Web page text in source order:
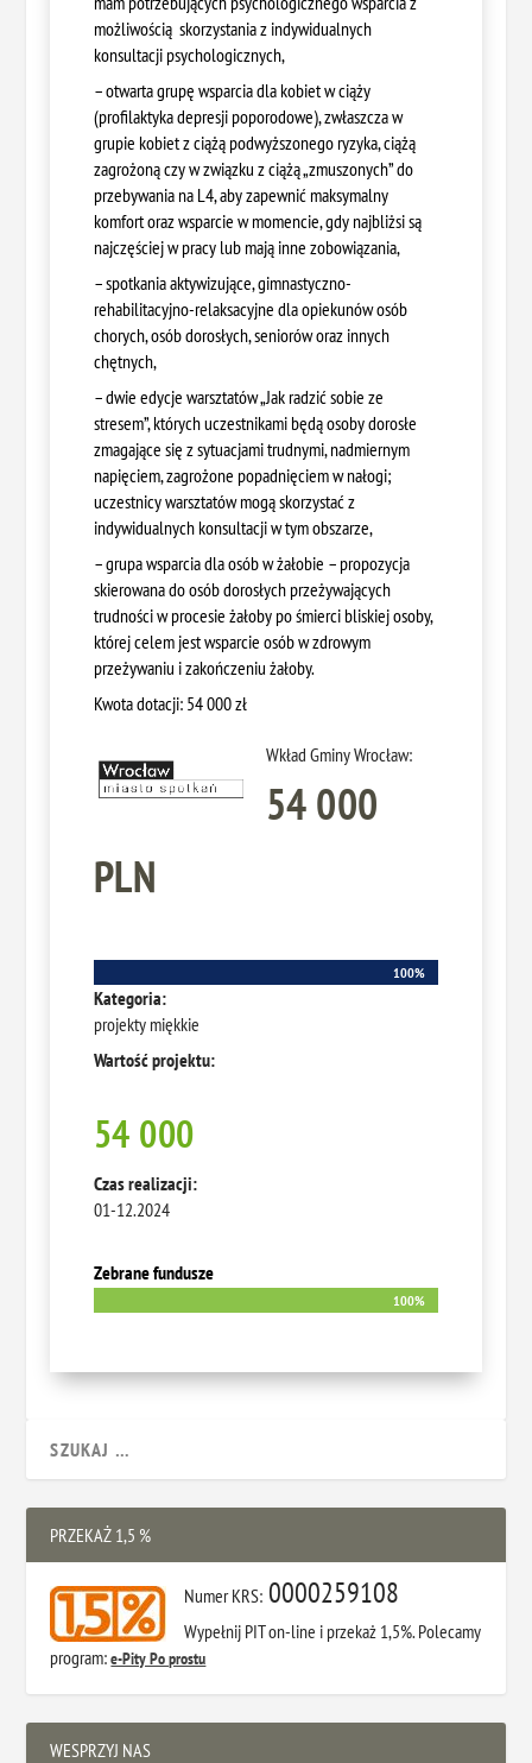
możliwością skorzystania z indywidualnych
konsultacji psychologicznych,
– otwarta grupę wsparcia dla kobiet w ciąży
(profilaktyka depresji poporodowe), zwłaszcza w
grupie kobiet z ciążą podwyższonego ryzyka, ciążą
zagrożoną czy w związku z ciążą „zmuszonych” do
przebywania na L4, aby zapewnić maksymalny
komfort oraz wsparcie w momencie, gdy najbliżsi są
najczęściej w pracy lub mają inne zobowiązania,
– spotkania aktywizujące, gimnastyczno-
rehabilitacyjno-relaksacyjne dla opiekunów osób
chorych, osób dorosłych, seniorów oraz innych
chętnych,
– dwie edycje warsztatów „Jak radzić sobie ze
stresem”, których uczestnikami będą osoby dorosłe
zmagające się z sytuacjami trudnymi, nadmiernym
napięciem, zagrożone popadnięciem w nałogi;
uczestnicy warsztatów mogą skorzystać z
indywidualnych konsultacji w tym obszarze,
– grupa wsparcia dla osób w żałobie – propozycja
skierowana do osób dorosłych przeżywających
trudności w procesie żałoby po śmierci bliskiej osoby,
której celem jest wsparcie osób w zdrowym
przeżywaniu i zakończeniu żałoby.
Kwota dotacji: 54 000 zł
Wkład Gminy Wrocław:
54 000
PLN
100%
100%
Kategoria:
projekty miękkie
Wartość projektu:
54 000
Czas realizacji:
01-12.2024
Zebrane fundusze
100%
100%
PRZEKAŻ 1,5 %
Numer KRS: 0000259108
Wypełnij PIT on-line i przekaż 1,5%. Polecamy
program:e-Pity Po prostu
WESPRZYJ NAS